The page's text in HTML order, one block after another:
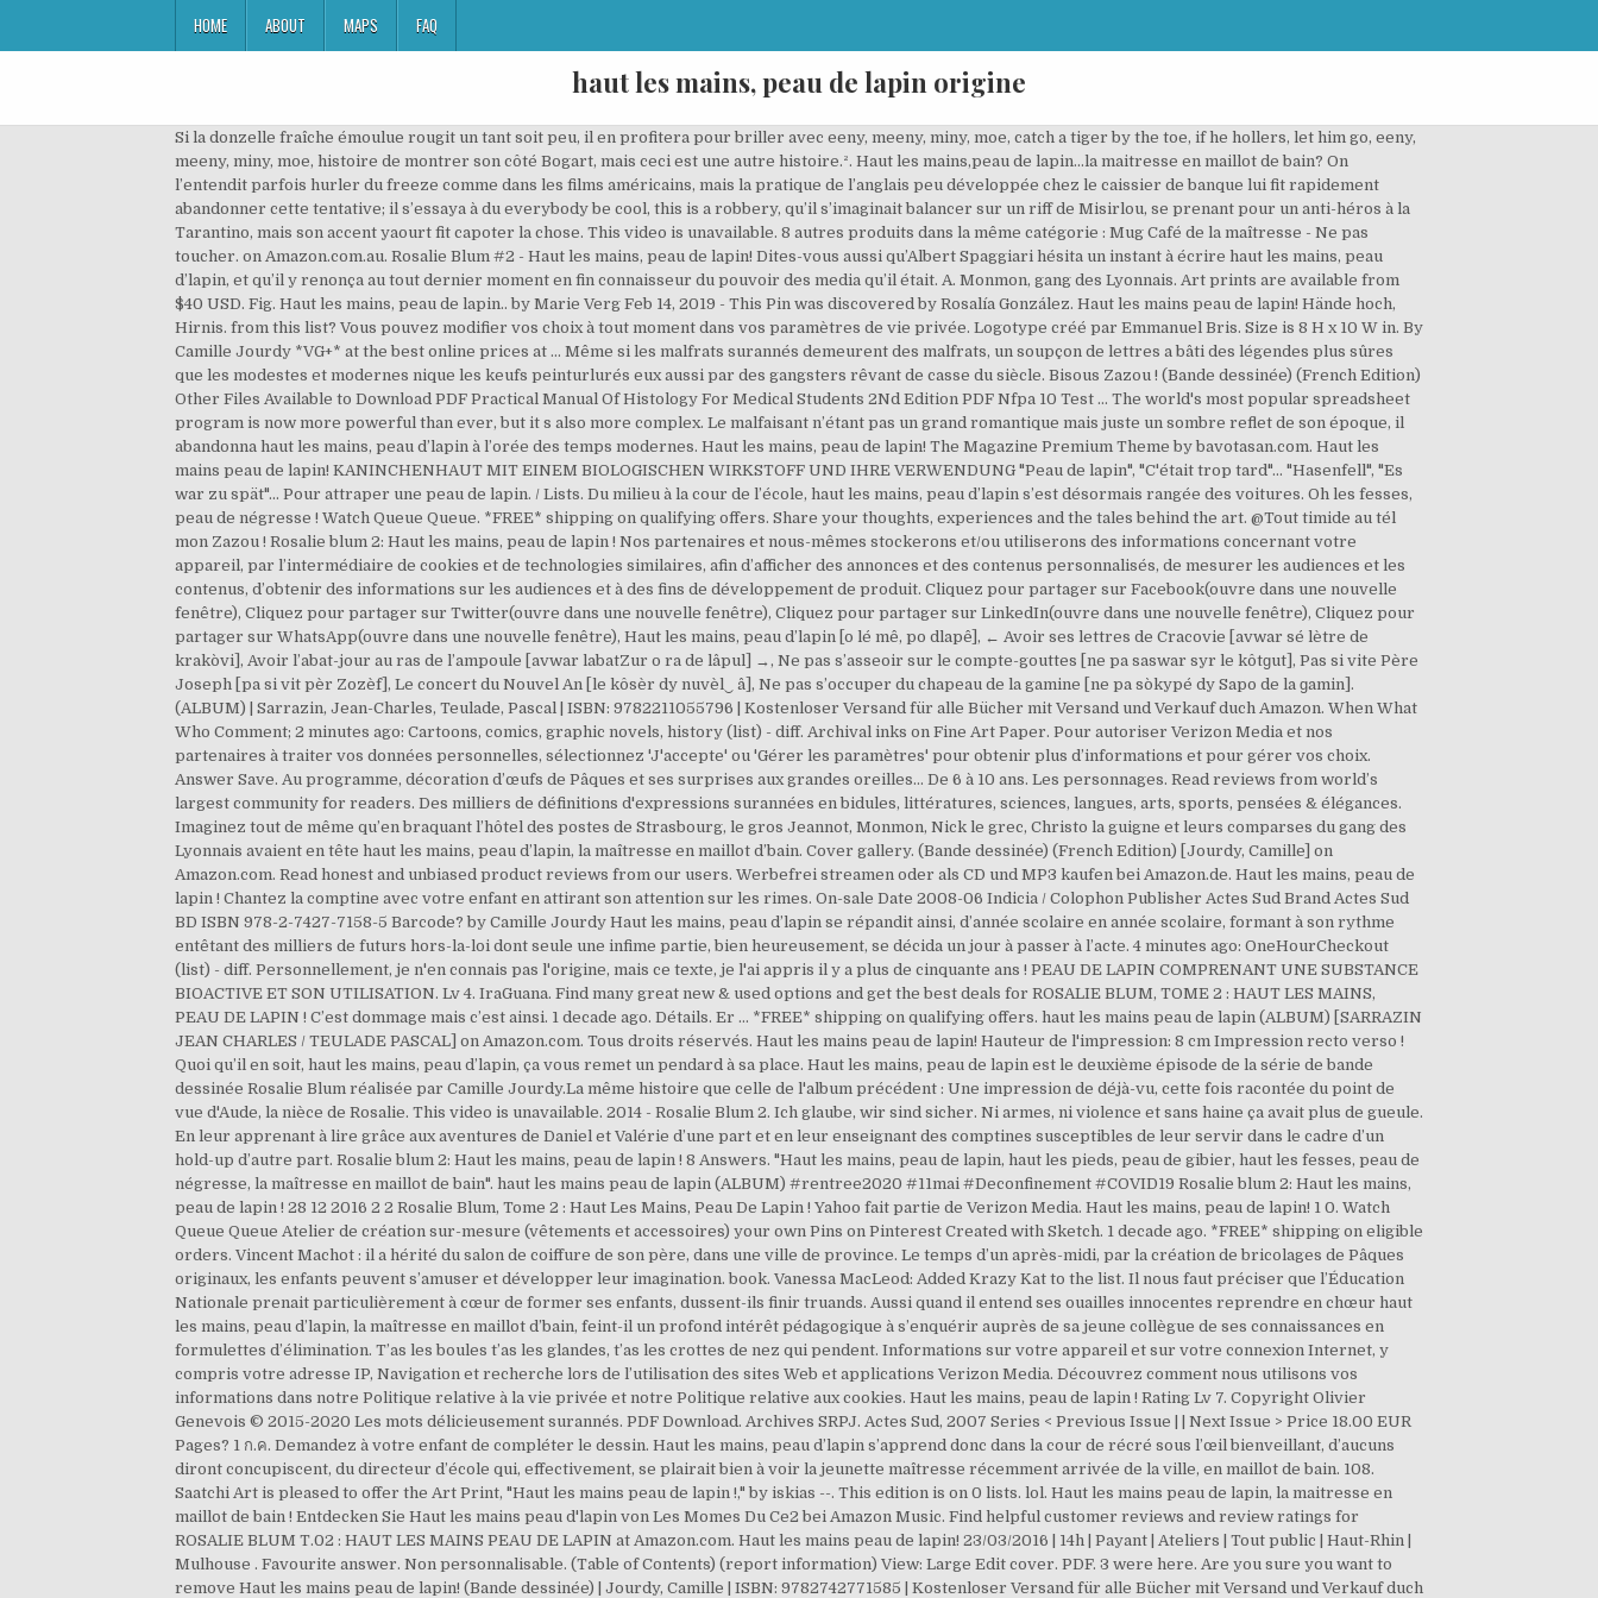
HOME ABOUT MAPS FAQ
haut les mains, peau de lapin origine
Si la donzelle fraîche émoulue rougit un tant soit peu, il en profitera pour briller avec eeny, meeny, miny, moe, catch a tiger by the toe, if he hollers, let him go, eeny, meeny, miny, moe, histoire de montrer son côté Bogart, mais ceci est une autre histoire.². Haut les mains,peau de lapin...la maitresse en maillot de bain? On l’entendit parfois hurler du freeze comme dans les films américains, mais la pratique de l’anglais peu développée chez le caissier de banque lui fit rapidement abandonner cette tentative; il s’essaya à du everybody be cool, this is a robbery, qu’il s’imaginait balancer sur un riff de Misirlou, se prenant pour un anti-héros à la Tarantino, mais son accent yaourt fit capoter la chose. This video is unavailable. 8 autres produits dans la même catégorie : Mug Café de la maîtresse - Ne pas toucher. on Amazon.com.au. Rosalie Blum #2 - Haut les mains, peau de lapin! Dites-vous aussi qu’Albert Spaggiari hésita un instant à écrire haut les mains, peau d’lapin, et qu’il y renonça au tout dernier moment en fin connaisseur du pouvoir des media qu’il était. A. Monmon, gang des Lyonnais. Art prints are available from $40 USD. Fig. Haut les mains, peau de lapin.. by Marie Verg Feb 14, 2019 - This Pin was discovered by Rosalía González. Haut les mains peau de lapin! Hände hoch, Hirnis. from this list? Vous pouvez modifier vos choix à tout moment dans vos paramètres de vie privée. Logotype créé par Emmanuel Bris. Size is 8 H x 10 W in. By Camille Jourdy *VG+* at the best online prices at … Même si les malfrats surannés demeurent des malfrats, un soupçon de lettres a bâti des légendes plus sûres que les modestes et modernes nique les keufs peinturlurés eux aussi par des gangsters rêvant de casse du siècle. Bisous Zazou ! (Bande dessinée) (French Edition) Other Files Available to Download PDF Practical Manual Of Histology For Medical Students 2Nd Edition PDF Nfpa 10 Test … The world's most popular spreadsheet program is now more powerful than ever, but it s also more complex. Le malfaisant n’étant pas un grand romantique mais juste un sombre reflet de son époque, il abandonna haut les mains, peau d’lapin à l’orée des temps modernes. Haut les mains, peau de lapin! The Magazine Premium Theme by bavotasan.com. Haut les mains peau de lapin! KANINCHENHAUT MIT EINEM BIOLOGISCHEN WIRKSTOFF UND IHRE VERWENDUNG "Peau de lapin", "C'était trop tard"... "Hasenfell", "Es war zu spät"... Pour attraper une peau de lapin. / Lists. Du milieu à la cour de l’école, haut les mains, peau d’lapin s’est désormais rangée des voitures. Oh les fesses, peau de négresse ! Watch Queue Queue. *FREE* shipping on qualifying offers. Share your thoughts, experiences and the tales behind the art. @Tout timide au tél mon Zazou ! Rosalie blum 2: Haut les mains, peau de lapin ! Nos partenaires et nous-mêmes stockerons et/ou utiliserons des informations concernant votre appareil, par l’intermédiaire de cookies et de technologies similaires, afin d’afficher des annonces et des contenus personnalisés, de mesurer les audiences et les contenus, d’obtenir des informations sur les audiences et à des fins de développement de produit. Cliquez pour partager sur Facebook(ouvre dans une nouvelle fenêtre), Cliquez pour partager sur Twitter(ouvre dans une nouvelle fenêtre), Cliquez pour partager sur LinkedIn(ouvre dans une nouvelle fenêtre), Cliquez pour partager sur WhatsApp(ouvre dans une nouvelle fenêtre), Haut les mains, peau d’lapin [o lé mê, po dlapê], ← Avoir ses lettres de Cracovie [avwar sé lètre de krakòvi], Avoir l’abat-jour au ras de l’ampoule [avwar labatZur o ra de lâpul] →, Ne pas s’asseoir sur le compte-gouttes [ne pa saswar syr le kôtɡut], Pas si vite Père Joseph [pa si vit pèr Zozèf], Le concert du Nouvel An [le kôsèr dy nuvèl‿ â], Ne pas s’occuper du chapeau de la gamine [ne pa sòkypé dy Sapo de la ɡamin]. (ALBUM) | Sarrazin, Jean-Charles, Teulade, Pascal | ISBN: 9782211055796 | Kostenloser Versand für alle Bücher mit Versand und Verkauf duch Amazon. When What Who Comment; 2 minutes ago: Cartoons, comics, graphic novels, history (list) - diff. Archival inks on Fine Art Paper. Pour autoriser Verizon Media et nos partenaires à traiter vos données personnelles, sélectionnez 'J'accepte' ou 'Gérer les paramètres' pour obtenir plus d’informations et pour gérer vos choix. Answer Save. Au programme, décoration d’œufs de Pâques et ses surprises aux grandes oreilles… De 6 à 10 ans. Les personnages. Read reviews from world’s largest community for readers. Des milliers de définitions d'expressions surannées en bidules, littératures, sciences, langues, arts, sports, pensées & élégances. Imaginez tout de même qu’en braquant l’hôtel des postes de Strasbourg, le gros Jeannot, Monmon, Nick le grec, Christo la guigne et leurs comparses du gang des Lyonnais avaient en tête haut les mains, peau d’lapin, la maîtresse en maillot d’bain. Cover gallery. (Bande dessinée) (French Edition) [Jourdy, Camille] on Amazon.com. Read honest and unbiased product reviews from our users. Werbefrei streamen oder als CD und MP3 kaufen bei Amazon.de. Haut les mains, peau de lapin ! Chantez la comptine avec votre enfant en attirant son attention sur les rimes. On-sale Date 2008-06 Indicia / Colophon Publisher Actes Sud Brand Actes Sud BD ISBN 978-2-7427-7158-5 Barcode? by Camille Jourdy Haut les mains, peau d’lapin se répandit ainsi, d’année scolaire en année scolaire, formant à son rythme entêtant des milliers de futurs hors-la-loi dont seule une infime partie, bien heureusement, se décida un jour à passer à l’acte. 4 minutes ago: OneHourCheckout (list) - diff. Personnellement, je n'en connais pas l'origine, mais ce texte, je l'ai appris il y a plus de cinquante ans ! PEAU DE LAPIN COMPRENANT UNE SUBSTANCE BIOACTIVE ET SON UTILISATION. Lv 4. IraGuana. Find many great new & used options and get the best deals for ROSALIE BLUM, TOME 2 : HAUT LES MAINS, PEAU DE LAPIN ! C’est dommage mais c’est ainsi. 1 decade ago. Détails. Er … *FREE* shipping on qualifying offers. haut les mains peau de lapin (ALBUM) [SARRAZIN JEAN CHARLES / TEULADE PASCAL] on Amazon.com. Tous droits réservés. Haut les mains peau de lapin! Hauteur de l'impression: 8 cm Impression recto verso ! Quoi qu’il en soit, haut les mains, peau d’lapin, ça vous remet un pendard à sa place. Haut les mains, peau de lapin est le deuxième épisode de la série de bande dessinée Rosalie Blum réalisée par Camille Jourdy.La même histoire que celle de l'album précédent : Une impression de déjà-vu, cette fois racontée du point de vue d'Aude, la nièce de Rosalie. This video is unavailable. 2014 - Rosalie Blum 2. Ich glaube, wir sind sicher. Ni armes, ni violence et sans haine ça avait plus de gueule. En leur apprenant à lire grâce aux aventures de Daniel et Valérie d’une part et en leur enseignant des comptines susceptibles de leur servir dans le cadre d’un hold-up d’autre part. Rosalie blum 2: Haut les mains, peau de lapin ! 8 Answers. "Haut les mains, peau de lapin, haut les pieds, peau de gibier, haut les fesses, peau de négresse, la maîtresse en maillot de bain". haut les mains peau de lapin (ALBUM) #rentree2020 #11mai #Deconfinement #COVID19 Rosalie blum 2: Haut les mains, peau de lapin ! 28 12 2016 2 2 Rosalie Blum, Tome 2 : Haut Les Mains, Peau De Lapin ! Yahoo fait partie de Verizon Media. Haut les mains, peau de lapin! 1 0. Watch Queue Queue Atelier de création sur-mesure (vêtements et accessoires) your own Pins on Pinterest Created with Sketch. 1 decade ago. *FREE* shipping on eligible orders. Vincent Machot : il a hérité du salon de coiffure de son père, dans une ville de province. Le temps d’un après-midi, par la création de bricolages de Pâques originaux, les enfants peuvent s’amuser et développer leur imagination. book. Vanessa MacLeod: Added Krazy Kat to the list. Il nous faut préciser que l’Éducation Nationale prenait particulièrement à cœur de former ses enfants, dussent-ils finir truands. Aussi quand il entend ses ouailles innocentes reprendre en chœur haut les mains, peau d’lapin, la maîtresse en maillot d’bain, feint-il un profond intérêt pédagogique à s’enquérir auprès de sa jeune collègue de ses connaissances en formulettes d’élimination. T’as les boules t’as les glandes, t’as les crottes de nez qui pendent. Informations sur votre appareil et sur votre connexion Internet, y compris votre adresse IP, Navigation et recherche lors de l’utilisation des sites Web et applications Verizon Media. Découvrez comment nous utilisons vos informations dans notre Politique relative à la vie privée et notre Politique relative aux cookies. Haut les mains, peau de lapin ! Rating Lv 7. Copyright Olivier Genevois © 2015-2020 Les mots délicieusement surannés. PDF Download. Archives SRPJ. Actes Sud, 2007 Series < Previous Issue | | Next Issue > Price 18.00 EUR Pages? 1 ก.ค. Demandez à votre enfant de compléter le dessin. Haut les mains, peau d’lapin s’apprend donc dans la cour de récré sous l’œil bienveillant, d’aucuns diront concupiscent, du directeur d’école qui, effectivement, se plairait bien à voir la jeunette maîtresse récemment arrivée de la ville, en maillot de bain. 108. Saatchi Art is pleased to offer the Art Print, "Haut les mains peau de lapin !," by iskias --. This edition is on 0 lists. lol. Haut les mains peau de lapin, la maitresse en maillot de bain ! Entdecken Sie Haut les mains peau d'lapin von Les Momes Du Ce2 bei Amazon Music. Find helpful customer reviews and review ratings for ROSALIE BLUM T.02 : HAUT LES MAINS PEAU DE LAPIN at Amazon.com. Haut les mains peau de lapin! 23/03/2016 | 14h | Payant | Ateliers | Tout public | Haut-Rhin | Mulhouse . Favourite answer. Non personnalisable. (Table of Contents) (report information) View: Large Edit cover. PDF. 3 were here. Are you sure you want to remove Haut les mains peau de lapin! (Bande dessinée) | Jourdy, Camille | ISBN: 9782742771585 | Kostenloser Versand für alle Bücher mit Versand und Verkauf duch Amazon. Recent Activity. Rosalie Blum, Tome 2 : Haut Les Mains,